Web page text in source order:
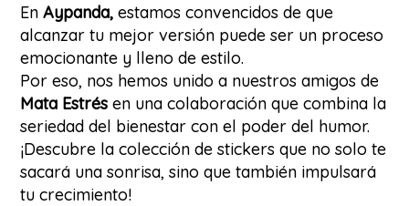
En Aypanda,estamos convencidos de que
alcanzar tu mejor versión puede ser un proceso
emocionante y lleno de estilo.
Por eso, nos hemos unido a nuestros amigos de
Mata Estrésen una colaboración que combina la
seriedad del bienestar con el poder del humor.
¡Descubre la colección de stickers que no solo te
sacará una sonrisa, sino que también impulsará
tu crecimiento!